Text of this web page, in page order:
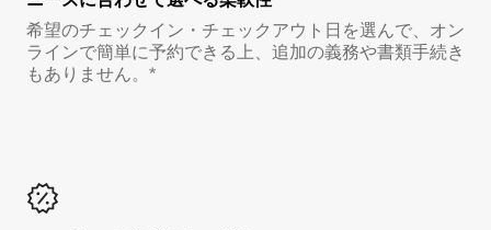
希望のチェックイン・チェックアウト日を選んで、オン
ラインで簡単に予約できる上、追加の義務や書類手続き
もありません。*